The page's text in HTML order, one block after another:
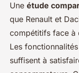
Une étude
que Renault et
compétitifs face à
Les
suffisent à